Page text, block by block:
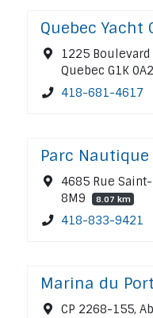
Quebec Yacht
1225
Quebec G1K 0A2
418-681-4617
Parc Nautique
4685 Rue
8M9
8.07 km
418-833-9421
Marina du
CP 2268-155,